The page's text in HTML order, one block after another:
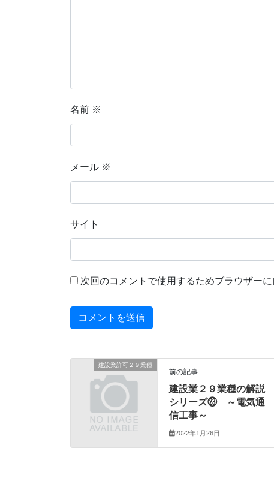
名前 ※
メール ※
サイト
次回のコメントで使用するためブラウザー
建設業許可２９業種
前の記事
建設業２９業種の解説
シリーズ㉓ ～電気通
信工事～
2022年1月26日